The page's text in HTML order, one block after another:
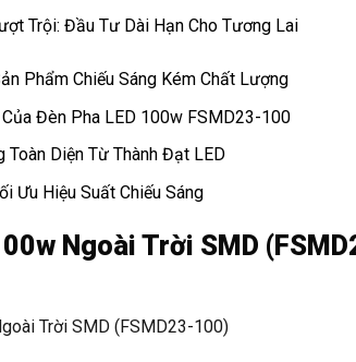
Trội: Đầu Tư Dài Hạn Cho Tương Lai
Phẩm Chiếu Sáng Kém Chất Lượng
Đèn Pha LED 100w FSMD23-100
Toàn Diện Từ Thành Đạt LED
Ưu Hiệu Suất Chiếu Sáng
Ngoài Trời SMD